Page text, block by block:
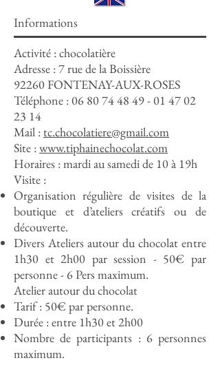
Informations
Activité : chocolatière
Adresse : 7 rue de la Boissière
92260 FONTENAY-AUX-ROSES
Téléphone :06 80 74 48 49 - 01 47 02
23 14
Mail :tc.chocolatiere@gmail.com
Site :www.tiphainechocolat.com
Horaires : mardi au samedi de 10 à 19h
Visite :
Organisation régulière de visites de la
boutique et d’ateliers créatifs ou de
découverte.
Divers Ateliers autour du chocolat entre
1h30 et 2h00 par session - 50€ par
personne - 6 Pers maximum.
Atelier autour du chocolat
Tarif : 50€ par personne.
Durée : entre 1h30 et 2h00
Nombre de participants : 6 personnes
maximum.